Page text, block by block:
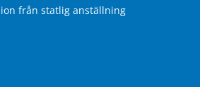
från statlig anställning